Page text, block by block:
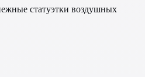
статуэтки воздушных